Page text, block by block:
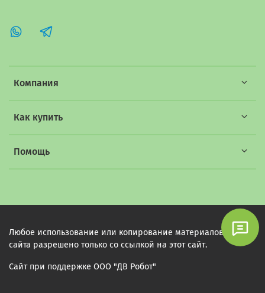
Компания
Как купить
Помощь
Любое использование или копирование материалов этого
сайта разрешено только со ссылкой на этот сайт.
Сайт при поддержке ООО "ДВ Робот"